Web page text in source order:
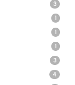
3
1
1
1
3
4